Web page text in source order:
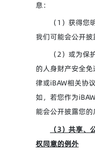
息：
（1）获得您
我们可能会公开披
（2）或为保
的人身财产安全
律或iBAW相关协
如，若您作为
能会公开披露您的
（3）共享
权同意的例外